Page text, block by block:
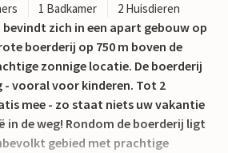
1 Badkamer 2 Huisdieren
zich in een apart gebouw op
boerderij op 750 m boven de
zonnige locatie. De boerderij
- vooral voor kinderen. Tot 2
mee - zo staat niets uw vakantie
in de weg! Rondom de boerderij ligt
gebied met prachtige